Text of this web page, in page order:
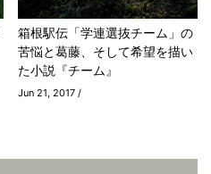
箱根駅伝「学連選抜チーム」の
苦悩と葛藤、そして希望を描い
た小説『チーム』
Jun 21, 2017 /